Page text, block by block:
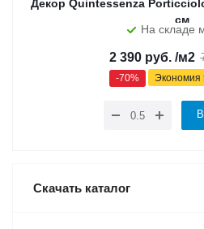
Декор Quintessenza
см
На складе
2 390руб. /м2
-70% Экономия
Скачать каталог